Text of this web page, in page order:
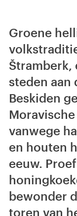
Groene
Štramberk,
steden aan
Beskiden
vanwege
en houten
eeuw.
bewonder
toren van